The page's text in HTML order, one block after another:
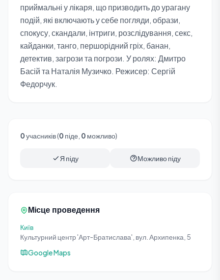
приймальні у лікаря, що призводить до урагану
подій, які включають у себе погляди, образи,
спокусу, скандали, інтриги, розслідування, секс,
кайданки, танго, першорідний гріх, банан,
детектив, загрози та погрози. У ролях: Дмитро
Басій та Наталія Музичко. Режисер: Сергій
Федорчук.
0учасників (0 піде, 0 можливо)
Я піду Можливо піду
Місце проведення
Київ
Культурний центр 'Арт-Братислава', вул. Архипенка, 5
Google Maps